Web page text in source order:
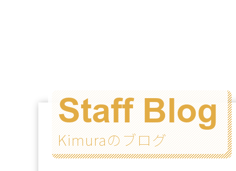
Staff Blog
Kimuraのブログ